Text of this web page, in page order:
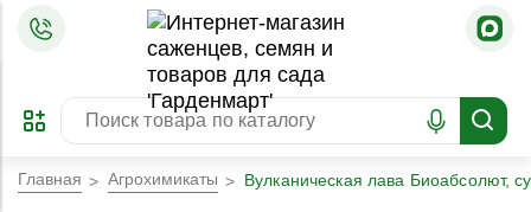
ПРЕДЗАКАЗ
ЗАБРОНИРОВАТЬ
ЛУЧШЕЕ
Главная Агрохимикаты Вулканическая лава Биоабсолют,